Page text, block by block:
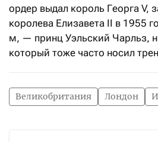
ордер выдал король Георга V,
королева Елизавета II в 1955
м, — принц Уэльский Чарльз,
который тоже часто носил
Великобритания Лондон